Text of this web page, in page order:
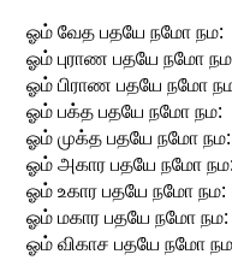
ஓம் வேத பதயே நமோ நம:
ஓம் புராண பதயே நமோ
ஓம் பிராண பதயே நமோ
ஓம் பக்த பதயே நமோ நம:
ஓம் முக்த பதயே நமோ நம:
ஓம் அகார பதயே நமோ நம:
ஓம் உகார பதயே நமோ நம:
ஓம் மகார பதயே நமோ நம:
ஓம் விகாச பதயே நமோ